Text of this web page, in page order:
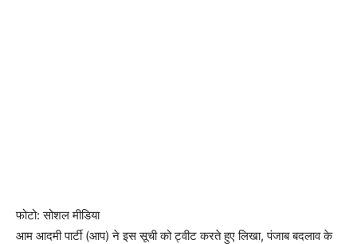
फोटो: सोशल मीडिया
आम आदमी पार्टी (आप) ने इस सूची को ट्वीट करते हुए लिखा, पंजाब बदलाव के ​